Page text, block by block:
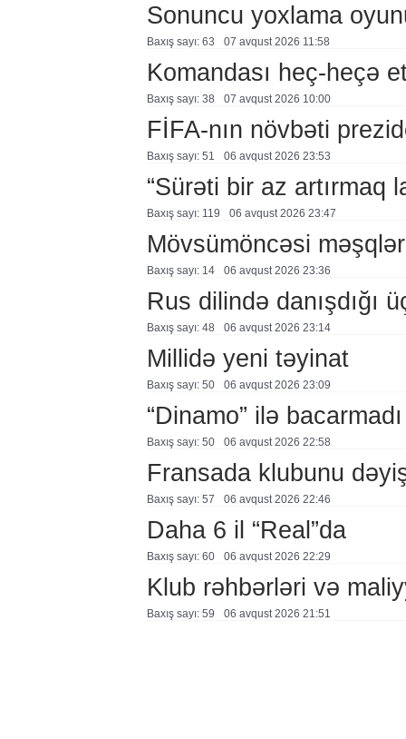
Sonuncu yoxlama
Baxış sayı: 63 07 avqust 2026 11:58
Komandası heç-heçə
Baxış sayı: 38 07 avqust 2026 10:00
FİFA-nın növbəti
Baxış sayı: 51 06 avqust 2026 23:53
“Sürəti bir az artırmaq
Baxış sayı: 119 06 avqust 2026 23:47
Mövsümöncəsi
Baxış sayı: 14 06 avqust 2026 23:36
Rus dilində danışdığı
Baxış sayı: 48 06 avqust 2026 23:14
Millidə yeni təyinat
Baxış sayı: 50 06 avqust 2026 23:09
“Dinamo” ilə bacarmadı
Baxış sayı: 50 06 avqust 2026 22:58
Fransada klubunu
Baxış sayı: 57 06 avqust 2026 22:46
Daha 6 il “Real”da
Baxış sayı: 60 06 avqust 2026 22:29
Klub rəhbərləri və
Baxış sayı: 59 06 avqust 2026 21:51